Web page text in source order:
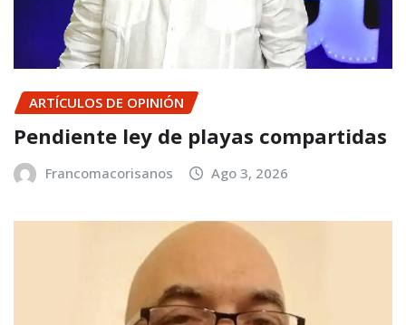
ARTÍCULOS DE OPINIÓN
Pendiente ley de playas compartidas
Francomacorisanos Ago 3, 2026